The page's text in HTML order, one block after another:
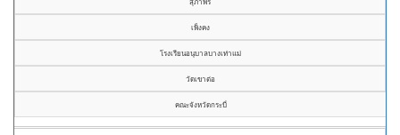
เพ็งคง
โรงเรียนอนุบาลบางเท่าแม่
วัดเขาต่อ
คณะจังหวัดกระบี่